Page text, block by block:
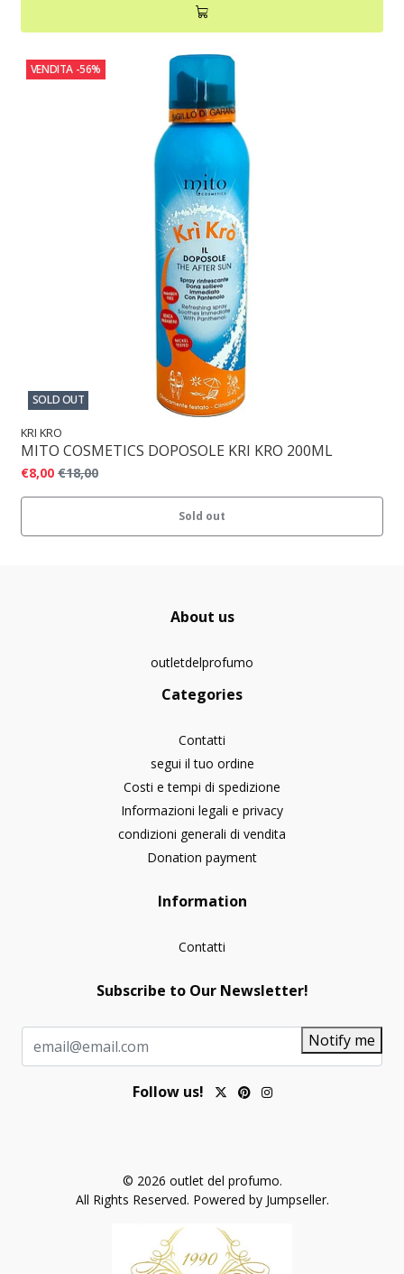
VENDITA -56%
SOLD OUT
KRI KRO
MITO COSMETICS DOPOSOLE KRI KRO 200ML
€8,00 €18,00
Sold out
About us
outletdelprofumo
Categories
Contatti
segui il tuo ordine
Costi e tempi di spedizione
Informazioni legali e privacy
condizioni generali di vendita
Donation payment
Information
Contatti
Subscribe to Our Newsletter!
Notify me
Follow us!
© 2026 outlet del profumo.
All Rights Reserved. Powered by Jumpseller.